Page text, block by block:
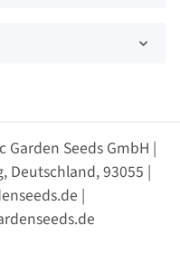
Seeds GmbH |
Deutschland, 93055 |
|